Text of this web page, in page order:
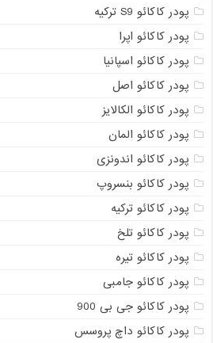
پودر کاکائو S9 ترکیه
پودر کاکائو اپرا
پودر کاکائو اسپانیا
پودر کاکائو اصل
پودر کاکائو الکالایز
پودر کاکائو المان
پودر کاکائو اندونزی
پودر کاکائو بنسروپ
پودر کاکائو ترکیه
پودر کاکائو تلخ
پودر کاکائو تیره
پودر کاکائو جامبی
پودر کاکائو جی بی 900
پودر کاکائو داچ پروسس